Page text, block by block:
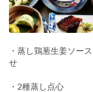
・蒸し鶏葱生姜ソー
せ
・2種蒸し点心